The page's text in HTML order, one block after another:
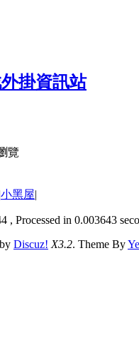
覽
小黑屋|
, Processed in 0.003643
Discuz! X3.2. Theme By